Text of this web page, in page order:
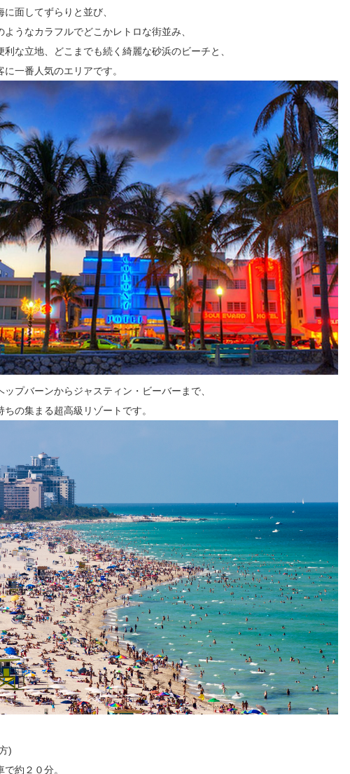
面してずらりと並び、
ようなカラフルでどこかレトロな街並み、
な立地、どこまでも続く綺麗な砂浜のビーチと、
一番人気のエリアです。
プバーンからジャスティン・ビーバーまで、
の集まる超高級リゾートです。
)
約２０分。